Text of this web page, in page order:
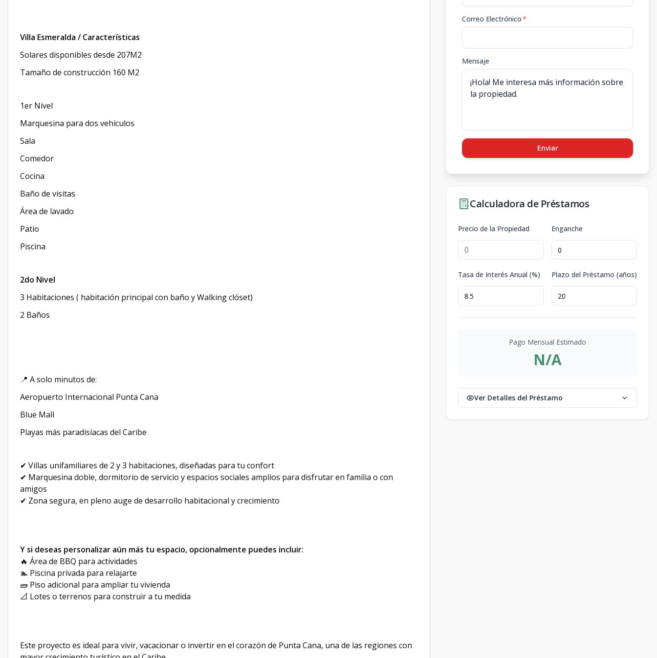
Villa Esmeralda / Características
Solares disponibles desde 207M2
Tamaño de construcción 160 M2
1er Nivel
Marquesina para dos vehículos
Sala
Comedor
Cocina
Baño de visitas
Área de lavado
Patio
Piscina
2do Nivel
3 Habitaciones ( habitación principal con baño y Walking clóset)
2 Baños
📍 A solo minutos de:
Aeropuerto Internacional Punta Cana
Blue Mall
Playas más paradisíacas del Caribe
✔ Villas unifamiliares de 2 y 3 habitaciones, diseñadas para tu confort
✔ Marquesina doble, dormitorio de servicio y espacios sociales amplios para disfrutar en familia o con
amigos
✔ Zona segura, en pleno auge de desarrollo habitacional y crecimiento
Y si deseas personalizar aún más tu espacio, opcionalmente puedes incluir:
🔥 Área de BBQ para actividades
🏊 Piscina privada para relajarte
🧱 Piso adicional para ampliar tu vivienda
📐 Lotes o terrenos para construir a tu medida
Este proyecto es ideal para vivir, vacacionar o invertir en el corazón de Punta Cana, una de las regiones con
Correo Electrónico*
Mensaje
Enviar
Calculadora de Préstamos
Precio de la Propiedad Enganche
Tasa de Interés Anual (%) Plazo del Préstamo (años)
Pago Mensual Estimado
N/A
Ver Detalles del Préstamo